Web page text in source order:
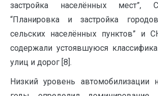
застройка населённых мест”,
“Планировка и застройка
сельских населённых пунктов” и
содержали устоявшуюся
улиц и дорог [8].
Низкий уровень автомобилизации